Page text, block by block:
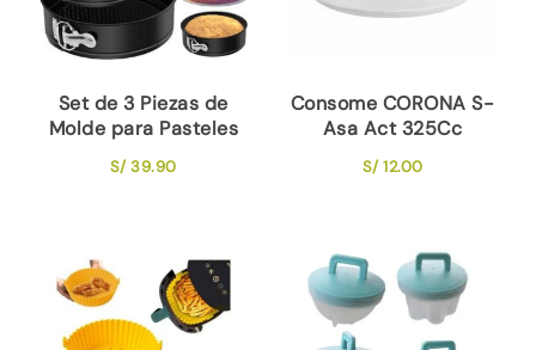
Set de 3 Piezas de
Molde para Pasteles
S/39.90
Consome CORONA S-
Asa Act 325Cc
S/12.00